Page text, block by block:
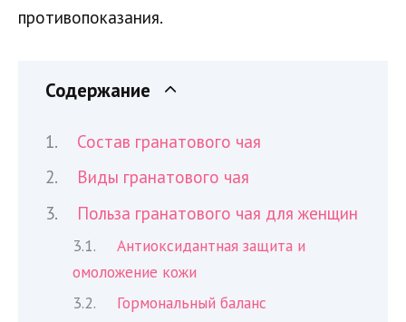
противопоказания.
Содержание
Состав гранатового чая
Виды гранатового чая
Польза гранатового чая для женщин
Антиоксидантная защита и
омоложение кожи
Гормональный баланс